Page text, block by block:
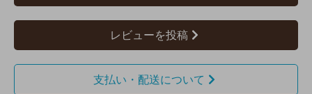
レビューを投稿
支払い・配送について